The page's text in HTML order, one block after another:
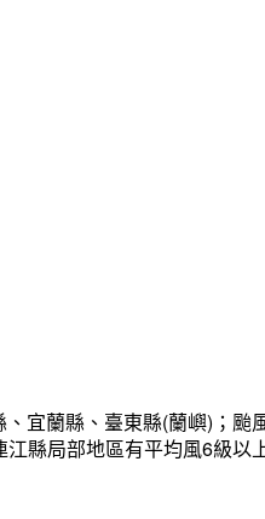
宜蘭縣、臺東縣(蘭嶼)；
縣局部地區有平均風6級以